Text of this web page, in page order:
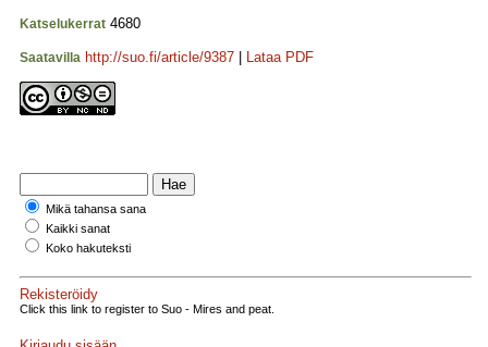
Katselukerrat 4680
Saatavilla http://suo.fi/article/9387 Lataa PDF
Mikä tahansa sana
Kaikki sanat
Koko hakuteksti
Rekisteröidy
Click this link to register to Suo - Mires and peat.